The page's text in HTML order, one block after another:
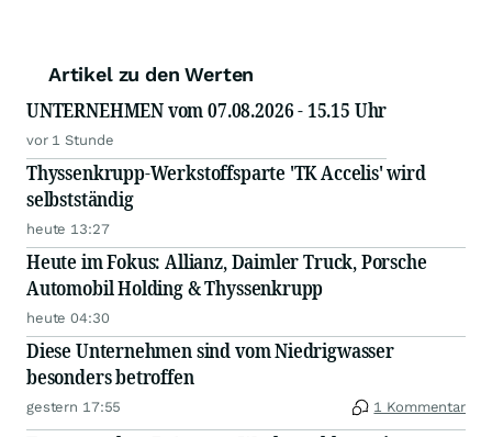
Artikel zu den Werten
UNTERNEHMEN vom 07.08.2026 - 15.15 Uhr
vor 1 Stunde
Thyssenkrupp-Werkstoffsparte 'TK Accelis' wird
selbstständig
heute 13:27
Heute im Fokus: Allianz, Daimler Truck, Porsche
Automobil Holding & Thyssenkrupp
heute 04:30
Diese Unternehmen sind vom Niedrigwasser
besonders betroffen
gestern 17:55 1 Kommentar